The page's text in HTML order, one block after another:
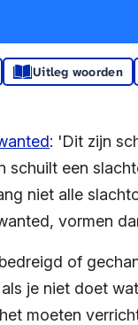
Uitleg woorden
: 'Dit zijn
schuilt een
niet alle
vormen
of
je niet doet
moeten